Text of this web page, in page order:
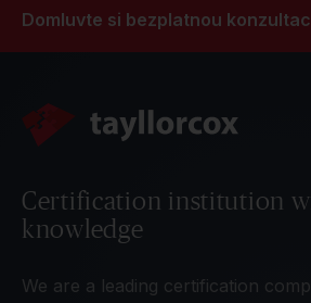
Domluvte si bezplatnou
Certification institution
knowledge
We are a leading certification